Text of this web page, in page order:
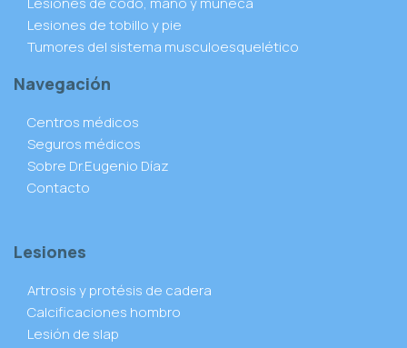
Lesiones de tobillo y pie
Tumores del sistema musculoesquelético
Navegación
Centros médicos
Seguros médicos
Sobre Dr.Eugenio Díaz
Contacto
Lesiones
Artrosis y protésis de cadera
Calcificaciones hombro
Lesión de slap